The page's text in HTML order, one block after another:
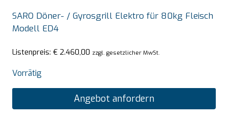
SARO Döner- / Gyrosgrill Elektro für 80kg Fleisch
Modell ED4
Listenpreis: € 2.460,00 zzgl. gesetzlicher MwSt.
Vorrätig
Angebot anfordern